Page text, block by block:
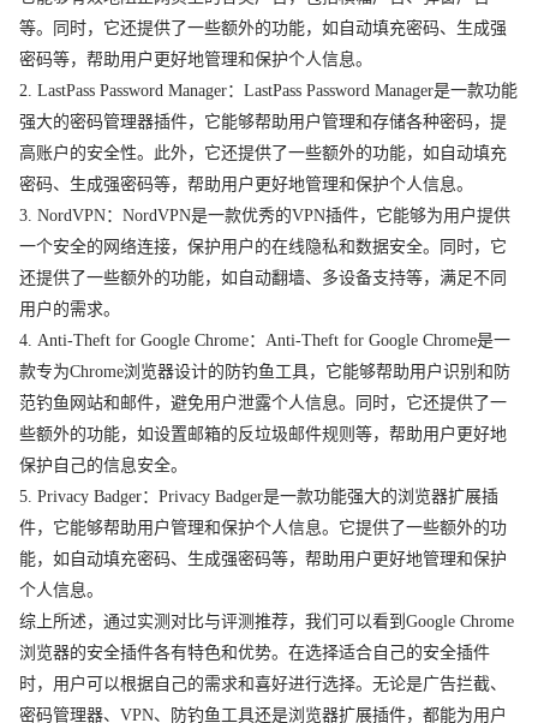
等。同时，它还提供了一些额外的功能，如自动填充密码、生成强
密码等，帮助用户更好地管理和保护个人信息。
2. LastPass Password Manager：LastPass Password Manager是一款功能
强大的密码管理器插件，它能够帮助用户管理和存储各种密码，提
高账户的安全性。此外，它还提供了一些额外的功能，如自动填充
密码、生成强密码等，帮助用户更好地管理和保护个人信息。
3. NordVPN：NordVPN是一款优秀的VPN插件，它能够为用户提供
一个安全的网络连接，保护用户的在线隐私和数据安全。同时，它
还提供了一些额外的功能，如自动翻墙、多设备支持等，满足不同
用户的需求。
4. Anti-Theft for Google Chrome：Anti-Theft for Google Chrome是一
款专为Chrome浏览器设计的防钓鱼工具，它能够帮助用户识别和防
范钓鱼网站和邮件，避免用户泄露个人信息。同时，它还提供了一
些额外的功能，如设置邮箱的反垃圾邮件规则等，帮助用户更好地
保护自己的信息安全。
5. Privacy Badger：Privacy Badger是一款功能强大的浏览器扩展插
件，它能够帮助用户管理和保护个人信息。它提供了一些额外的功
能，如自动填充密码、生成强密码等，帮助用户更好地管理和保护
个人信息。
综上所述，通过实测对比与评测推荐，我们可以看到Google Chrome
浏览器的安全插件各有特色和优势。在选择适合自己的安全插件
时，用户可以根据自己的需求和喜好进行选择。无论是广告拦截、
密码管理器、VPN、防钓鱼工具还是浏览器扩展插件，都能为用户